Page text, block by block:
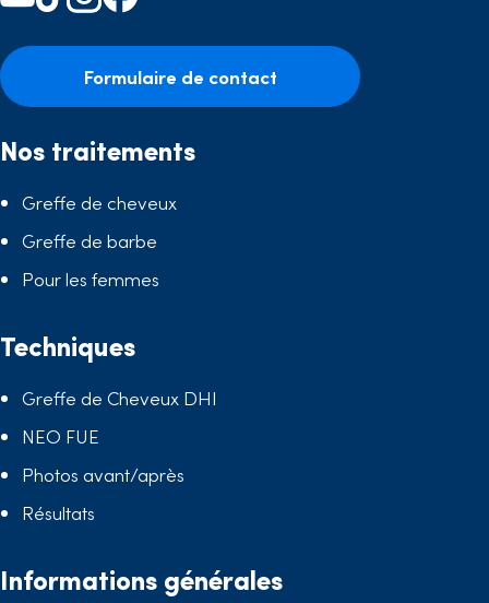
Formulaire de contact
Nos traitements
Greffe de cheveux
Greffe de barbe
Pour les femmes
Techniques
Greffe de Cheveux DHI
NEO FUE
Photos avant/après
Résultats
Informations générales